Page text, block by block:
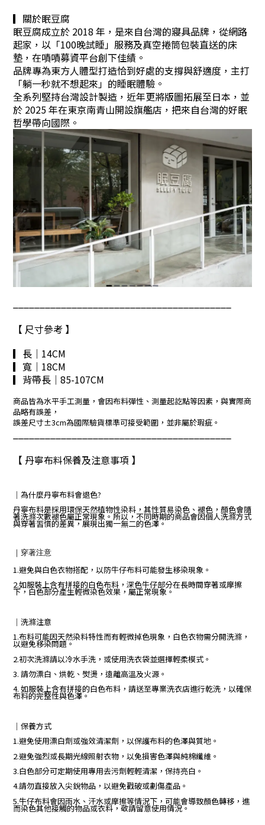
▎關於眠豆腐
眠豆腐成立於 2018 年，是來自台灣的寢具品牌，從網路
起家，以「100晚試睡」服務及真空捲筒包裝直送的床
墊，在嘖嘖募資平台創下佳績。
品牌專為東方人體型打造恰到好處的支撐與舒適度，主打
「躺一秒就不想起來」的睡眠體驗。
全系列堅持台灣設計製造，近年更將版圖拓展至日本，並
於 2025 年在東京南青山開設旗艦店，把來自台灣的好眠
哲學帶向國際。
【 尺寸參考 】
▎長｜14CM
▎寬 ｜18CM
▎背帶長 ｜85-107CM
商品皆為水平手工測量，會因布料彈性、測量起訖點等因素，與實際商
品略有誤差，
誤差尺寸±3cm為國際驗貨標準可接受範圍，並非屬於瑕疵。
【 丹寧布料保養及注意事項 】
｜ 為什麼丹寧布料會退色?
丹寧布料是採用環保天然植物性染料，其性質易染色、褪色，顏色會隨
著洗滌次數褪色屬正常現象。所以，不同時期的商品會因個人洗滌方式
與穿著習慣的差異，展現出獨一無二的色澤。
｜ 穿著注意
1.避免與白色衣物搭配，以防牛仔布料可能發生移染現象。
2.如服裝上含有拼接的白色布料，深色牛仔部分在長時間穿著或摩擦
下，白色部分產生輕微染色效果，屬正常現象。
｜ 洗滌注意
1.布料可能因天然染料特性而有輕微掉色現象，白色衣物需分開洗滌，
以避免移染問題。
2.初次洗滌請以冷水手洗，或使用洗衣袋並選擇輕柔模式。
3. 請勿漂白、烘乾、熨燙，遠離高溫及火源。
4. 如服裝上含有拼接的白色布料，請送至專業洗衣店進行乾洗，以確保
布料的完整性與色澤。
｜保養方式
1.避免使用漂白劑或強效清潔劑，以保護布料的色澤與質地。
2.避免強烈或長期光線照射衣物，以免損害色澤與純棉纖維。
3.白色部分可定期使用專用去污劑輕輕清潔，保持亮白。
4.請勿直接放入尖銳物品，以避免戳破或劃傷產品。
5.牛仔布料會因雨水、汗水或摩擦等情況下，可能會導致顏色轉移，進
而染色其他接觸的物品或衣料，敬請留意使用情況。